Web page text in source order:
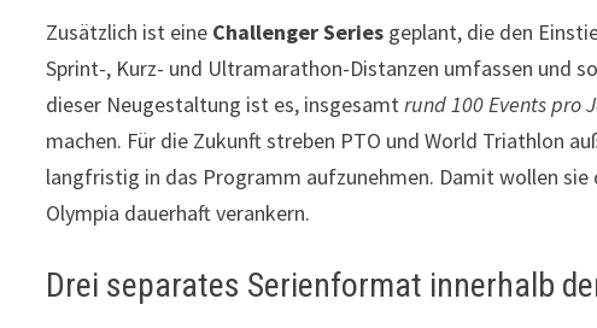
Zusätzlich ist eine Challenger Series geplant, die den
Sprint-, Kurz- und Ultramarathon-Distanzen umfassen und
dieser Neugestaltung ist es, insgesamtrund 100 Events pro
machen. Für die Zukunft streben PTO und World Triathlon
langfristig in das Programm aufzunehmen. Damit wollen
Olympia dauerhaft verankern.
Drei separates Serienformat innerhalb